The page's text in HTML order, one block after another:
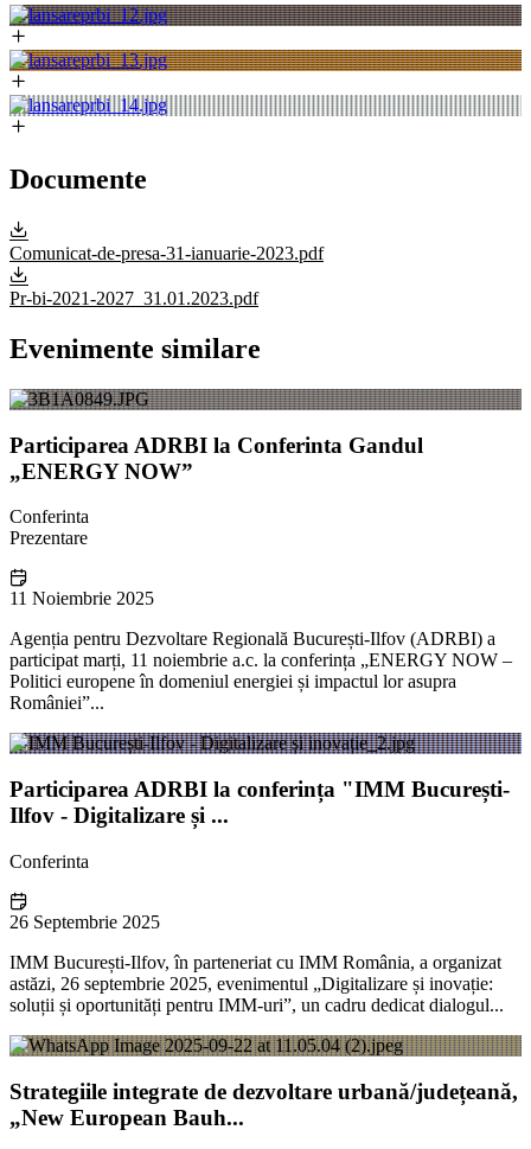
Documente
Comunicat-de-presa-31-ianuarie-2023.pdf
Pr-bi-2021-2027_31.01.2023.pdf
Evenimente similare
Participarea ADRBI la Conferinta Gandul
„ENERGY NOW”
Conferinta
Prezentare
11 Noiembrie 2025
Agenția pentru Dezvoltare Regională București-Ilfov (ADRBI) a
participat marți, 11 noiembrie a.c. la conferința „ENERGY NOW –
Politici europene în domeniul energiei și impactul lor asupra
României”...
Participarea ADRBI la conferința "IMM București-
Ilfov - Digitalizare și ...
Conferinta
26 Septembrie 2025
IMM București-Ilfov, în parteneriat cu IMM România, a organizat
astăzi, 26 septembrie 2025, evenimentul „Digitalizare și inovație:
soluții și oportunități pentru IMM-uri”, un cadru dedicat dialogul...
Strategiile integrate de dezvoltare urbană/județeană,
„New European Bauh...